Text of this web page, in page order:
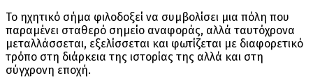
Το ηχητικό σήμα φιλοδοξεί να συμβολίσει μια πόλη που
παραμένει σταθερό σημείο αναφοράς, αλλά ταυτόχρονα
μεταλλάσσεται, εξελίσσεται και φωτίζεται με διαφορετικό
τρόπο στη διάρκεια της ιστορίας της αλλά και στη
σύγχρονη εποχή.